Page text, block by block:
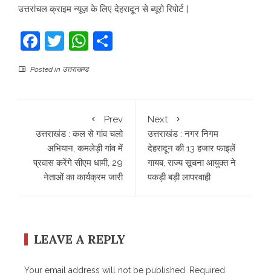
उत्तरांचल क्राइम न्यूज़ के लिए देहरादून से ब्यूरो रिपोर्ट |
Facebook
TwitterWhatsApp
Posted in उत्तराखण्ड
Prev
उत्तराखंड : कल से गांव चलो
अभियान, कमलेड़ी गांव में
प्रवास करेंगे सीएम धामी, 29
नेताओं का कार्यक्रम जारी
Next
उत्तराखंड : नगर निगम
देहरादून की 13 हजार फाइलें
गायब, राज्य सूचना आयुक्त ने
पकड़ी बड़ी लापरवाही
LEAVE A REPLY
Your email address will not be published.
Required